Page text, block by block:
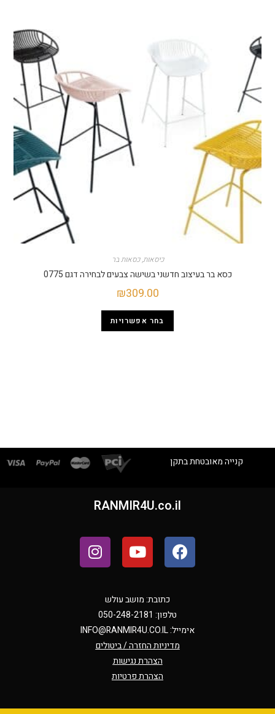
כיסאות,כסאות בר
כסא בר בעיצוב חדשני בשישה צבעים לבחירה דגם 0775
₪309.00
בחר אפשרויות
קנייה מאובטחת בתקן
RANMIR4U.co.il
כתובת: מושב עולש
טלפון: 050-248-2181
אימייל:INFO@RANMIR4U.CO.IL
מדיניות החזרה / ביטולים
הצהרת נגישות
הצהרת פרטיות